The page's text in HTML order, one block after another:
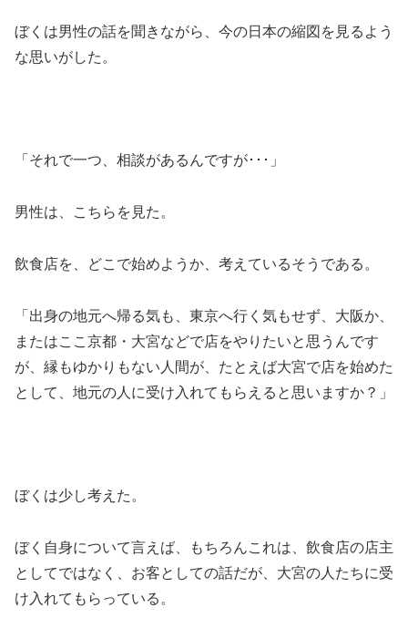
ぼくは男性の話を聞きながら、今の日本の縮図を見るよう
な思いがした。
「それで一つ、相談があるんですが･･･」
男性は、こちらを見た。
飲食店を、どこで始めようか、考えているそうである。
「出身の地元へ帰る気も、東京へ行く気もせず、大阪か、
またはここ京都・大宮などで店をやりたいと思うんです
が、縁もゆかりもない人間が、たとえば大宮で店を始めた
として、地元の人に受け入れてもらえると思いますか？」
ぼくは少し考えた。
ぼく自身について言えば、もちろんこれは、飲食店の店主
としてではなく、お客としての話だが、大宮の人たちに受
け入れてもらっている。